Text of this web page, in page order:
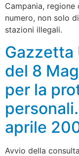
Campania,
numero, non solo
stazioni illegali.
Gazzetta
del 8
per la
aprile
Avvio della